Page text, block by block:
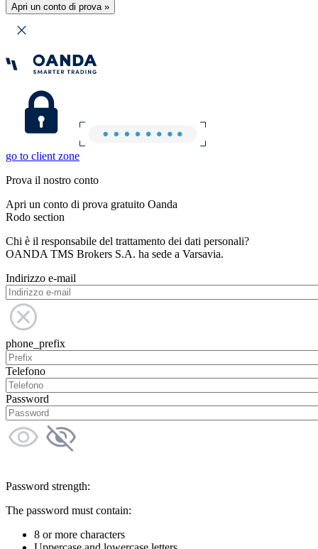
Apri un conto di prova »
go to client zone
Prova il nostro conto
Apri un conto di prova gratuito Oanda
Rodo section
Chi è il responsabile del trattamento dei dati personali?
OANDA TMS Brokers S.A. ha sede a Varsavia.
Indirizzo e-mail
phone_prefix
Telefono
Password
Password strength:
The password must contain:
8 or more characters